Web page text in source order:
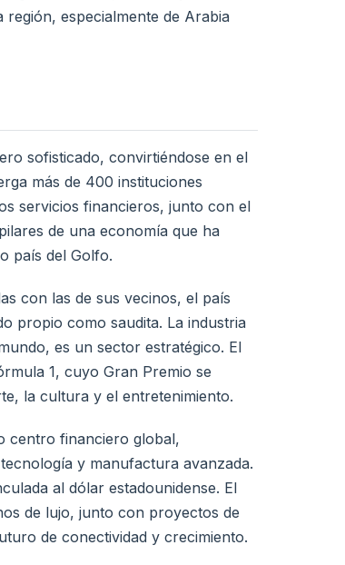
región, especialmente de Arabia
sofisticado, convirtiéndose en el
más de 400 instituciones
servicios financieros, junto con el
de una economía que ha
país del Golfo.
con las de sus vecinos, el país
propio como saudita. La industria
es un sector estratégico. El
1, cuyo Gran Premio se
la cultura y el entretenimiento.
centro financiero global,
y manufactura avanzada.
al dólar estadounidense. El
de lujo, junto con proyectos de
de conectividad y crecimiento.